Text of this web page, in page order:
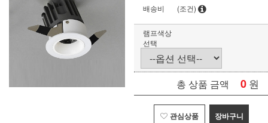
배송비
(조건)
램프색상
선택
총 상품 금액 0 원
관심상품 장바구니